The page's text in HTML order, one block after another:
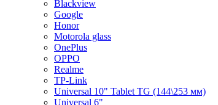
Blackview
Google
Honor
Motorola glass
OnePlus
OPPO
Realme
TP-Link
Universal 10" Tablet TG (144\253 мм)
Universal 6"